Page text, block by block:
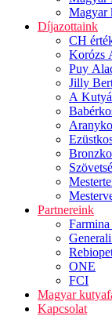
Magyar
Díjazottaink
CH
Korózs
Puy
Jilly
A
Partnereink
ONE
FCI
Magyar
Kapcsolat